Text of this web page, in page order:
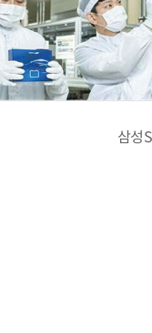
삼성